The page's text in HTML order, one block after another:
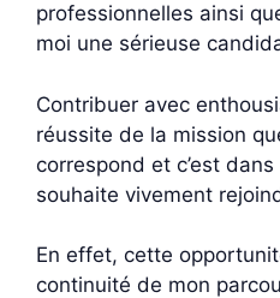
professionnelles ainsi
moi une sérieuse
Contribuer avec
réussite de la mission
correspond et c’est
souhaite vivement
En effet, cette
continuité de mon